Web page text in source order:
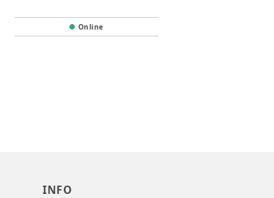
Online
INFO